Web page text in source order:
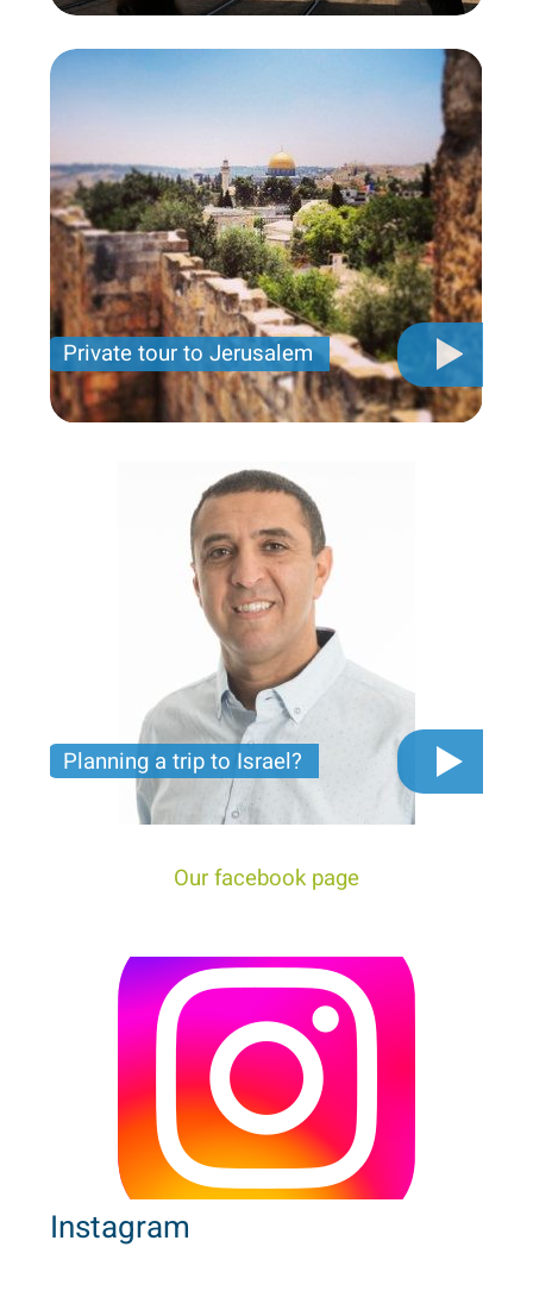
Private tour to Jerusalem
Private tour for only 790 USD
Planning a trip to Israel?
The video you must see before you start planning
tour trip to Israel!
Our facebook page
Instagram